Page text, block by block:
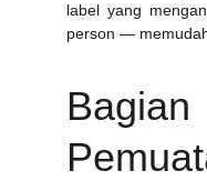
label yang
person —